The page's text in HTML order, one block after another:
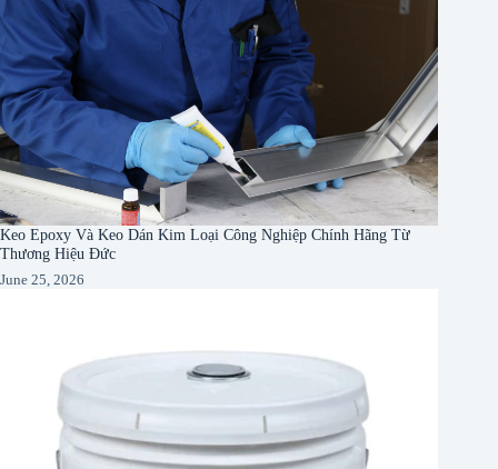
Keo Epoxy Và Keo Dán Kim Loại Công Nghiệp Chính Hãng Từ
Thương Hiệu Đức
June 25, 2026